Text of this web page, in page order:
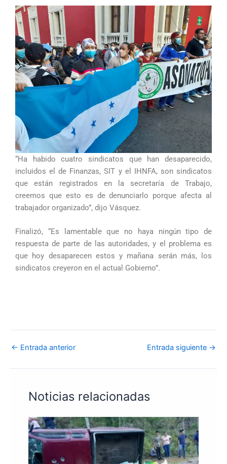
“Ha habido cuatro sindicatos que han desaparecido,
incluidos el de Finanzas, SIT y el IHNFA, son sindicatos
que están registrados en la secretaría de Trabajo,
creemos que esto es de denunciarlo porque afecta al
trabajador organizado”, dijo Vásquez.
Finalizó, “Es lamentable que no haya ningún tipo de
respuesta de parte de las autoridades, y el problema es
que hoy desaparecen estos y mañana serán más, los
sindicatos creyeron en el actual Gobierno”.
← Entrada anterior Entrada siguiente →
Noticias relacionadas